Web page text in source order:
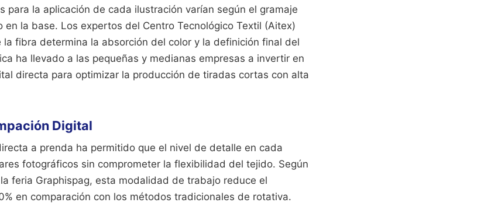
para la aplicación de cada ilustración varían según el gramaje
en la base. Los expertos del Centro Tecnológico Textil (Aitex)
fibra determina la absorción del color y la definición final del
ha llevado a las pequeñas y medianas empresas a invertir en
directa para optimizar la producción de tiradas cortas con alta
Digital
a prenda ha permitido que el nivel de detalle en cada
fotográficos sin comprometer la flexibilidad del tejido. Según
feria Graphispag, esta modalidad de trabajo reduce el
en comparación con los métodos tradicionales de rotativa.